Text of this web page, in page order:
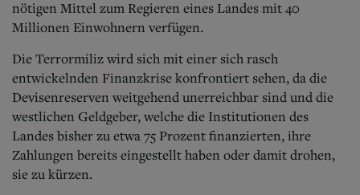
Wer wir sind
Aktuelle Ausgabe
Abonnenten-Login
Abonnent werden
Abo Prämien
Archiv
Mediadaten
Kontakt
nötigen Mittel zum Regieren eines Landes mit 40
Millionen Einwohnern verfügen.
Die Terrormiliz wird sich mit einer sich rasch
entwickelnden Finanzkrise konfrontiert sehen, da die
Devisenreserven weitgehend unerreichbar sind und die
westlichen Geldgeber, welche die Institutionen des
Landes bisher zu etwa 75 Prozent finanzierten, ihre
Zahlungen bereits eingestellt haben oder damit drohen,
sie zu kürzen.